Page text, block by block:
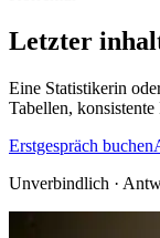
Letzter
Eine Statistikerin
Tabellen,
Erstgespräch buchen
Unverbindlich ·